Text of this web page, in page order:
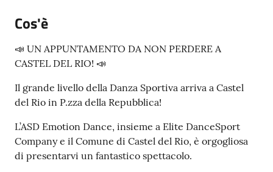
Cos'è
📣 UN APPUNTAMENTO DA NON PERDERE A
CASTEL DEL RIO! 📣
Il grande livello della Danza Sportiva arriva a Castel
del Rio in P.zza della Repubblica!
L’ASD Emotion Dance, insieme a Elite DanceSport
Company e il Comune di Castel del Rio, è orgogliosa
di presentarvi un fantastico spettacolo.